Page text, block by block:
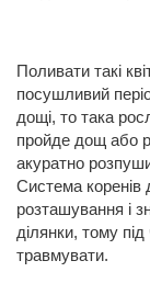
Поливати такі
посушливий
дощі, то така
пройде дощ або
акуратно
Система коренів
розташування і
ділянки, тому
травмувати.